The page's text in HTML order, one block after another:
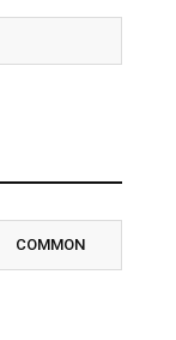
COMMON